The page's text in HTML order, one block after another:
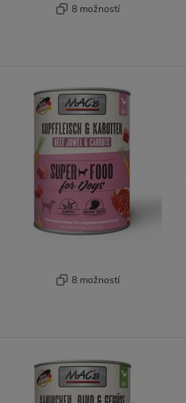
8 možností
8 možností